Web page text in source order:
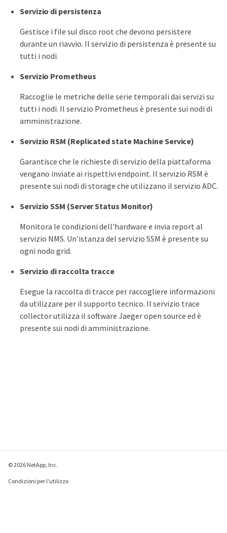
Servizio di persistenza
Gestisce i file sul disco root che devono persistere
durante un riavvio. Il servizio di persistenza è presente su
tutti i nodi.
Servizio Prometheus
Raccoglie le metriche delle serie temporali dai servizi su
tutti i nodi. Il servizio Prometheus è presente sui nodi di
amministrazione.
Servizio RSM (Replicated state Machine Service)
Garantisce che le richieste di servizio della piattaforma
vengano inviate ai rispettivi endpoint. Il servizio RSM è
presente sui nodi di storage che utilizzano il servizio ADC.
Servizio SSM (Server Status Monitor)
Monitora le condizioni dell'hardware e invia report al
servizio NMS. Un'istanza del servizio SSM è presente su
ogni nodo grid.
Servizio di raccolta tracce
Esegue la raccolta di tracce per raccogliere informazioni
da utilizzare per il supporto tecnico. Il servizio trace
collector utilizza il software Jaeger open source ed è
presente sui nodi di amministrazione.
© 2026 NetApp, Inc.
Condizioni per l'utilizzo